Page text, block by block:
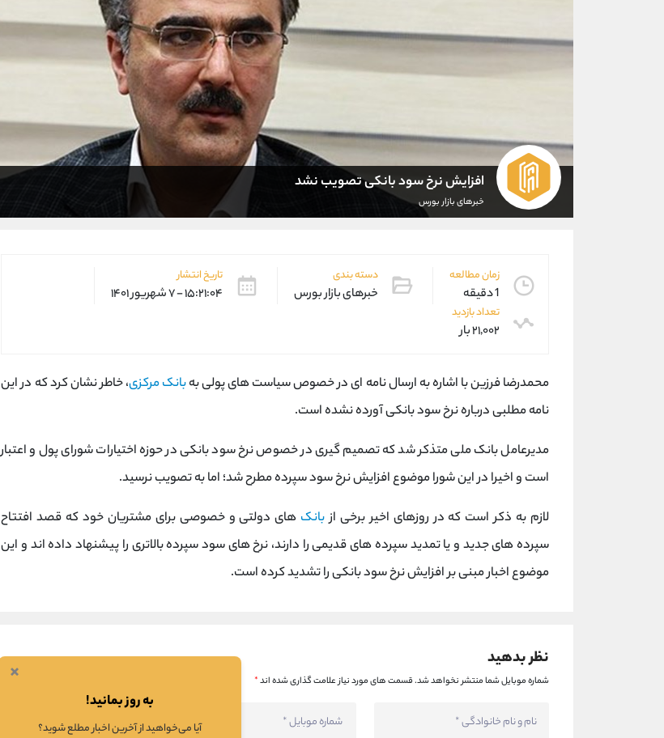
افزایش نرخ سود بانکی تصویب نشد
خبرهای بازار بورس
زمان مطالعه
1 دقیقه
دسته بندی
خبرهای بازار بورس
تاریخ انتشار
۱۵:۲۱:۰۴ - ۷ شهریور ۱۴۰۱
تعداد بازدید
۲۱,۰۰۲ بار
محمدرضا فرزین با اشاره به ارسال نامه ای در خصوص سیاست های پولی بهبانک مرکزی، خاطر نشان کرد که در این
نامه مطلبی درباره نرخ سود بانکی آورده نشده است.
مدیرعامل بانک ملی متذکر شد که تصمیم گیری در خصوص نرخ سود بانکی در حوزه اختیارات شورای پول و اعتبار
است و اخیرا در این شورا موضوع افزایش نرخ سود سپرده مطرح شد؛ اما به تصویب نرسید.
لازم به ذکر است که در روزهای اخیر برخی ازبانک های دولتی و خصوصی برای مشتریان خود که قصد افتتاح
سپرده های جدید و یا تمدید سپرده های قدیمی را دارند، نرخ های سود سپرده بالاتری را پیشنهاد داده اند و این
موضوع اخبار مبنی بر افزایش نرخ سود بانکی را تشدید کرده است.
نظر بدهید
شماره موبایل شما منتشر نخواهد شد.قسمت های مورد نیاز علامت گذاری شده اند*
×
به روز بمانید!
آیا می‌خواهید از آخرین اخبار مطلع شوید؟